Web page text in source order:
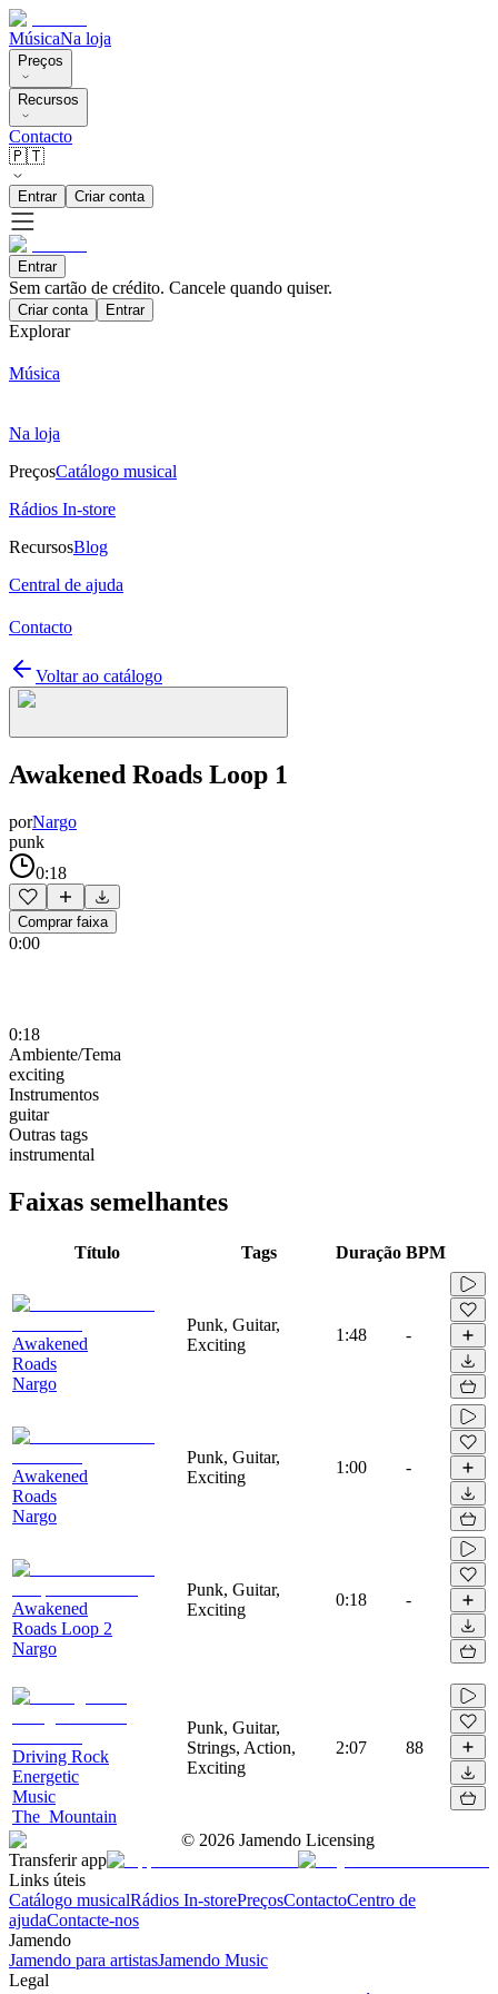
MúsicaNa loja
Preços
Recursos
Contacto
🇵🇹
Entrar Criar conta
Entrar
Sem cartão de crédito. Cancele quando quiser.
Criar conta Entrar
Explorar
Música
Na loja
PreçosCatálogo musical
Rádios In-store
RecursosBlog
Central de ajuda
Contacto
Voltar ao catálogo
Awakened Roads Loop 1
porNargo
punk
0:18
Comprar faixa
0:00
0:18
Ambiente/Tema
exciting
Instrumentos
guitar
Outras tags
instrumental
Faixas semelhantes
Título Tags Duração BPM
Awakened
Roads
Nargo
Punk, Guitar,
Exciting
1:48 -
Awakened
Roads
Nargo
Punk, Guitar,
Exciting
1:00 -
Awakened
Roads Loop 2
Nargo
Punk, Guitar,
Exciting
0:18 -
Driving Rock
Energetic
Music
The_Mountain
Punk, Guitar,
Strings, Action,
Exciting
2:07 88
© 2026 Jamendo Licensing
Transferir app
Links úteis
Catálogo musicalRádios In-storePreçosContactoCentro de
ajudaContacte-nos
Jamendo
Jamendo para artistasJamendo Music
Legal